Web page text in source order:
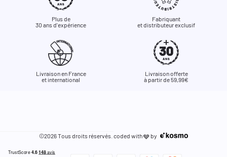
Plus de
30 ans d'expérience
Fabriquant
et distributeur exclusif
Livraison en France
et international
Livraison offerte
à partir de 59,99€
©2026 Tous droits réservés. coded with🩶 by